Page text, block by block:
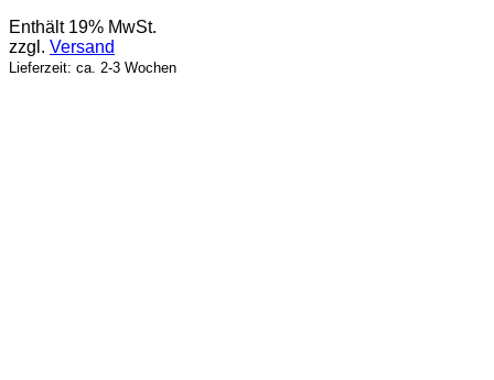
Enthält 19% MwSt.
zzgl. Versand
Lieferzeit: ca. 2-3 Wochen